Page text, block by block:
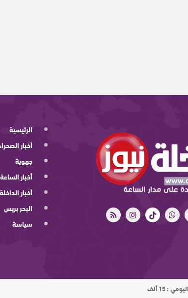
الرئيسية
أخبار
جهوية
أخبار الساعة
أخبار الداخلة
البحر بريس
سياسة